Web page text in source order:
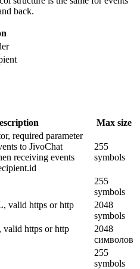
back.
Max size
required parameter
to JivoChat
receiving events
255
symbols
255
symbols
valid https or http
2048
symbols
valid https or http
2048
символов
255
symbols